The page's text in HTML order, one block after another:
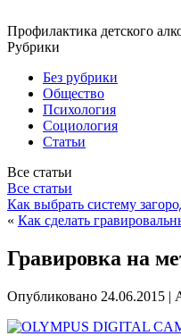
Профилактика детского
Рубрики
Без рубрики
Общество
Психология
Социология
Статьи
Все статьи
Все статьи
Как выбрать систему
« Как сделать
Гравировка на
Опубликовано 24.06.2015 |